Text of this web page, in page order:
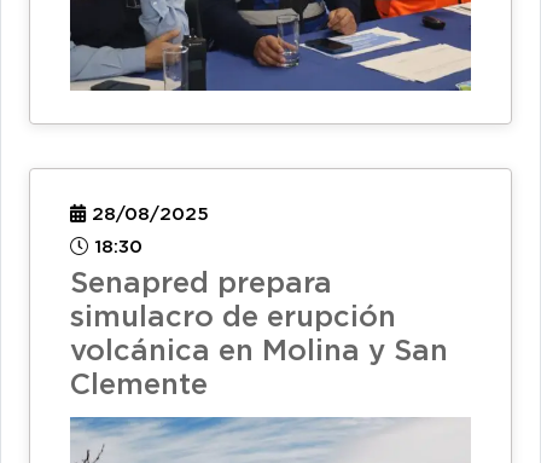
28/08/2025
18:30
Senapred prepara
simulacro de erupción
volcánica en Molina y San
Clemente